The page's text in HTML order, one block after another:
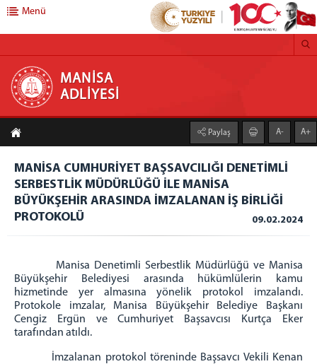
MANİSA ADLİYESİ
ADLİYE
Mahkemeler
Mülhakat Adliye
İcra Müdürlüğü Hesap Numaraları
BAŞSAVCILIK
Cumhuriyet Başsavcıvekilleri
Cumhuriyet Savcıları
Bürolar
KOMİSYON
Adalet Komisyonu Başkanlığı
Menü
MANİSA
ADLİYESİ
Paylaş A- A+
MANİSA CUMHURİYET BAŞSAVCILIĞI DENETİMLİ
SERBESTLİK MÜDÜRLÜĞÜ İLE MANİSA
BÜYÜKŞEHİR ARASINDA İMZALANAN İŞ BİRLİĞİ
PROTOKOLÜ
09.02.2024
Manisa Denetimli Serbestlik Müdürlüğü ve Manisa
Büyükşehir Belediyesi arasında hükümlülerin kamu
hizmetinde yer almasına yönelik protokol imzalandı.
Protokole imzalar, Manisa Büyükşehir Belediye Başkanı
Cengiz Ergün ve Cumhuriyet Başsavcısı Kurtça Eker
tarafından atıldı.
İmzalanan protokol töreninde Başsavcı Vekili Kenan